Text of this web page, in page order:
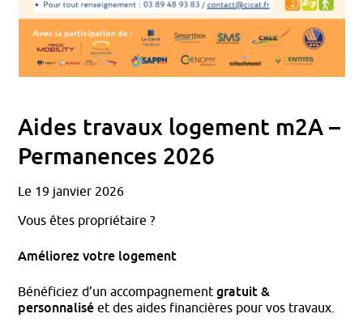
Aides travaux logement m2A –
Permanences 2026
Le 19 janvier 2026
Vous êtes propriétaire ?
Améliorez votre logement
Bénéficiez d’un accompagnementgratuit &
personnaliséet des aides financières pour vos travaux.